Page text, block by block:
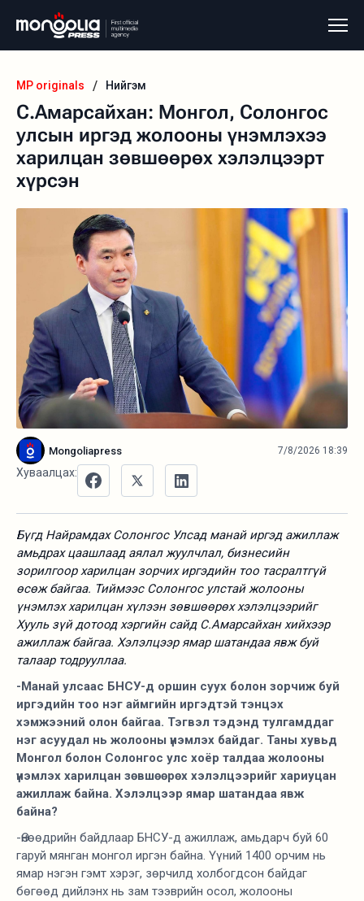
MP originals / Нийгэм
С.Амарсайхан: Монгол, Солонгос
улсын иргэд жолооны үнэмлэхээ
харилцан зөвшөөрөх хэлэлцээрт
хүрсэн
Mongoliapress 7/8/2026 18:39
Хуваалцах:
Бүгд Найрамдах Солонгос Улсад манай иргэд ажиллаж
амьдрах цаашлаад аялал жуулчлал, бизнесийн
зорилгоор харилцан зорчих иргэдийн тоо тасралтгүй
өсөж байгаа. Тиймээс Солонгос улстай жолооны
үнэмлэх харилцан хүлээн зөвшөөрөх хэлэлцээрийг
Хууль зүй дотоод хэргийн сайд С.Амарсайхан хийхээр
ажиллаж байгаа. Хэлэлцээр ямар шатандаа явж буй
талаар тодрууллаа.
-Манай улсаас БНСУ-д оршин суух болон зорчиж буй
иргэдийн тоо нэг аймгийн иргэдтэй тэнцэх
хэмжээний олон байгаа. Тэгвэл тэдэнд тулгамддаг
нэг асуудал нь жолооны үнэмлэх байдаг. Таны хувьд
Монгол болон Солонгос улс хоёр талдаа жолооны
үнэмлэх харилцан зөвшөөрөх хэлэлцээрийг хариуцан
ажиллаж байна. Хэлэлцээр ямар шатандаа явж
байна?
-Өнөөдрийн байдлаар БНСУ-д ажиллаж, амьдарч буй 60
гаруй мянган монгол иргэн байна. Үүний 1400 орчим нь
ямар нэгэн гэмт хэрэг, зөрчилд холбогдсон байдаг
бөгөөд дийлэнх нь зам тээврийн осол, жолооны